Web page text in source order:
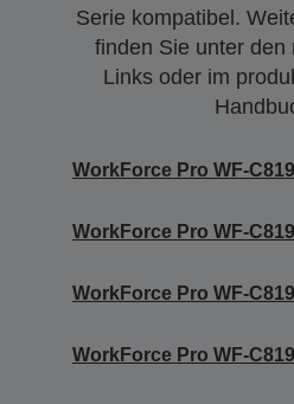
Serie kompatibel.
finden Sie unter den
Links oder im
WorkForce Pro WF-
WorkForce Pro WF-
WorkForce Pro WF-
WorkForce Pro WF-